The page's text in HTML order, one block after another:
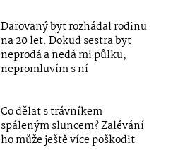
Darovaný byt rozhádal rodinu
na 20 let. Dokud sestra byt
neprodá a nedá mi půlku,
nepromluvím s ní
Co dělat s trávníkem
spáleným sluncem? Zalévání
ho může ještě více poškodit